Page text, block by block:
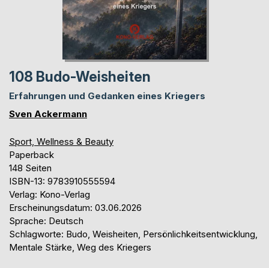
108 Budo-Weisheiten
Erfahrungen und Gedanken eines Kriegers
Sven Ackermann
Sport, Wellness & Beauty
Paperback
148 Seiten
ISBN-13: 9783910555594
Verlag: Kono-Verlag
Erscheinungsdatum: 03.06.2026
Sprache: Deutsch
Schlagworte: Budo, Weisheiten, Persönlichkeitsentwicklung,
Mentale Stärke, Weg des Kriegers